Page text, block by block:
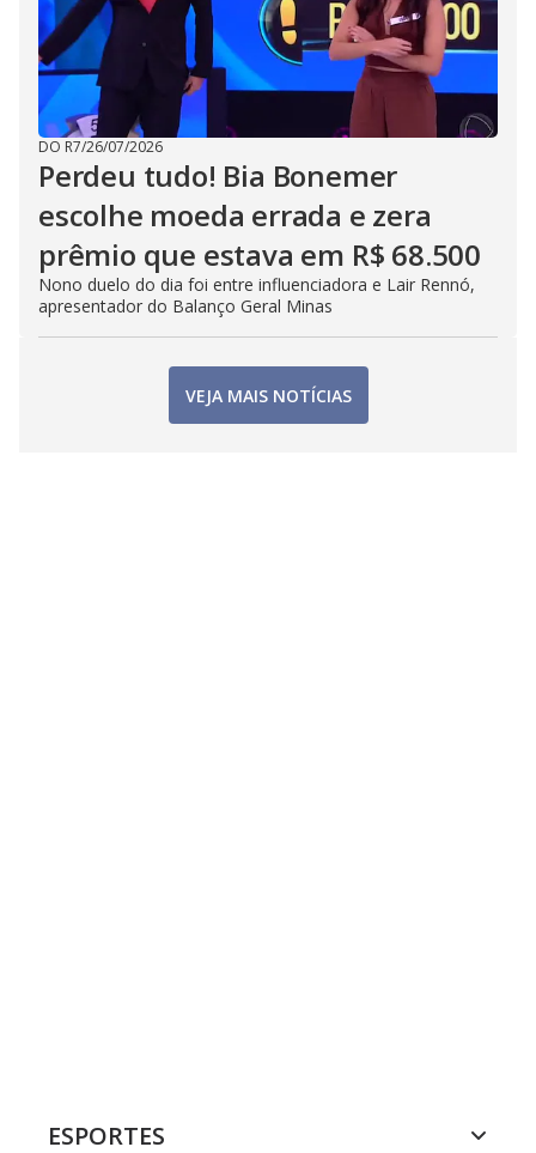
DO R7/26/07/2026
Perdeu tudo! Bia Bonemer
escolhe moeda errada e zera
prêmio que estava em R$ 68.500
Nono duelo do dia foi entre influenciadora e Lair Rennó,
apresentador do Balanço Geral Minas
VEJA MAIS NOTÍCIAS
ESPORTES